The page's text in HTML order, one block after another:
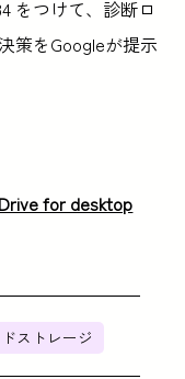
をつけて、診断ロ
策をGoogleが提示
for desktop
ストレージ